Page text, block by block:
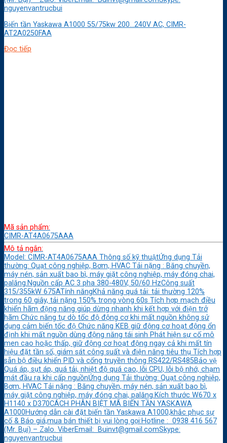
nguyenvantrucbui
Biến tần Yaskawa A1000 55/75kw 200…240V AC, CIMR-
AT2A0250FAA
Đọc tiếp
Mã sản phẩm:
CIMR-AT4A0675AAA
Mô tả ngắn:
Model: CIMR-AT4A0675AAA Thông số kỹ thuậtỨng dụng Tải
thường: Quạt công nghiệp, Bơm, HVAC Tải nặng : Băng chuyền,
máy nén, sản xuất bao bì, máy giặt công nghiệp, máy đóng chai,
palăng.Nguồn cấp AC 3 pha 380-480V, 50/60 HzCông suất
315/355kW 675ATính năngKhả năng quá tải: tải thường 120%
trong 60 giây, tải nặng 150% trong vòng 60s Tích hợp mạch điều
khiển hãm động năng giúp dừng nhanh khi kết hợp với điện trở
hãm Chức năng tự dò tốc độ động cơ khi mất nguồn không sử
dụng cảm biến tốc độ Chức năng KEB giữ động cơ hoạt động ổn
định khi mất nguồn dùng động năng tái sinh Phát hiện sự cố mô
men cao hoặc thấp, giữ động cơ hoạt động ngay cả khi mất tín
hiệu đặt tần số, giám sát công suất và điện năng tiêu thụ Tích hợp
sẵn bộ điều khiển PID và cổng truyền thông RS422/RS485Bảo vệ
Quá áp, sụt áp, quá tải, nhiệt độ quá cao, lỗi CPU, lỗi bộ nhớ, chạm
mát đầu ra khi cấp nguồnỨng dụng Tải thường: Quạt công nghiệp,
Bơm, HVAC Tải nặng : Băng chuyền, máy nén, sản xuất bao bì,
máy giặt công nghiệp, máy đóng chai, palăng.Kích thước W670 x
H1140 x D370CÁCH PHÂN BIỆT MÃ BIẾN TẦN YASKAWA
A1000Hướng dẫn cài đặt biến tần Yaskawa A1000,khắc phục sự
cố & Báo giá,mua bán thiết bị vui lòng gọi:Hotline : 0938 416 567
(Mr. Bụi) – Zalo. ViberEmail: Buinvt@gmail.comSkype:
nguyenvantrucbui